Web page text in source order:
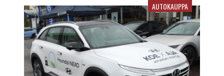
Hyundain
koeajokiertueella
sähköinen
tunnelma:
Vetyauto
vetonaulana
AUTOKAUPPA